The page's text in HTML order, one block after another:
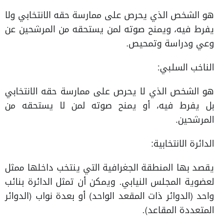
هو الشخص الذي يحرص على ممارسة حقه الانتخابي ولا
يفرط فيه، ويمنح صوته لمن يستحقه من المرشحين عن
وعي ودراسة وتمحيص.
الناخب السلبي:
هو الشخص الذي لا يحرص على ممارسة حقه الانتخابي
بل يفرط فيه، أو يمنح صوته لمن لا يستحقه من
المرشحين.
الدائرة الانتخابية:
يقصد بها المنطقة الجغرافية التي ينتخب داخلها ممثل
لعضوية المجلس النيابي. ويمكن أن تمثل الدائرة بنائب
واحد (الدوائر ذات المقعد الواحد) أو بعدة نواب (الدوائر
المتعددة المقاعد).